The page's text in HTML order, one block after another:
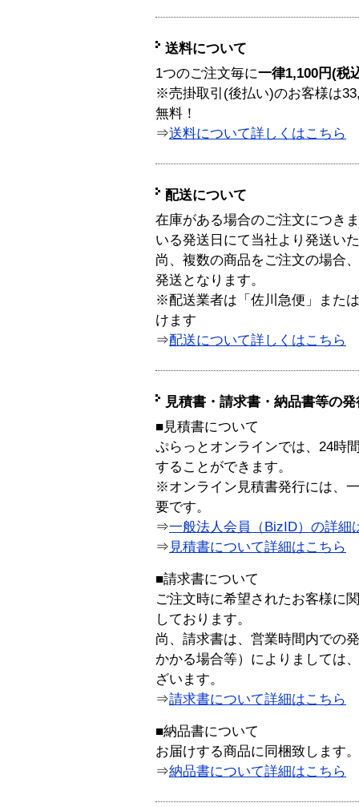
送料について
1つのご注文毎に一律1,100円(税
※売掛取引(後払い)のお客様は
無料！
⇒送料について詳しくはこちら
配送について
在庫がある場合のご注文につき
いる発送日にて当社より発送い
尚、複数の商品をご注文の場合
発送となります。
※配送業者は「佐川急便」また
けます
⇒配送について詳しくはこちら
見積書・請求書・納品書等の
■見積書について
ぷらっとオンラインでは、24時
することができます。
※オンライン見積書発行には、
要です。
⇒一般法人会員（BizID）の詳細
⇒ 見積書について詳細はこちら
■請求書について
ご注文時に希望されたお客様に
しております。
尚、請求書は、営業時間内での
かかる場合等）によりましては
ざいます。
⇒請求書について詳細はこちら
■納品書について
お届けする商品に同梱致します。
⇒納品書について詳細はこちら